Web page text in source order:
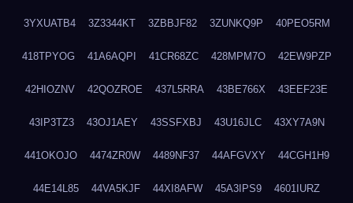
3YXUATB4 3Z3344KT 3ZBBJF82 3ZUNKQ9P 40PEO5RM
418TPYOG 41A6AQPI 41CR68ZC 428MPM7O 42EW9PZP
42HIOZNV 42QOZROE 437L5RRA 43BE766X 43EEF23E
43IP3TZ3 43OJ1AEY 43SSFXBJ 43U16JLC 43XY7A9N
441OKOJO 4474ZR0W 4489NF37 44AFGVXY 44CGH1H9
44E14L85 44VA5KJF 44XI8AFW 45A3IPS9 4601IURZ